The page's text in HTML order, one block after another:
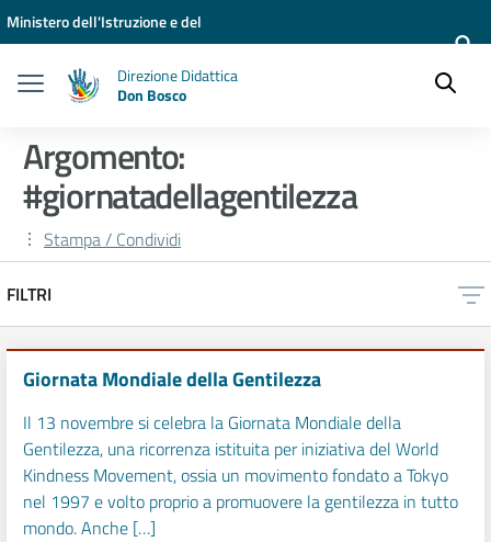
Vai ai contenuti
Vai al menu di navigazione
Vai al footer
Ministero dell'Istruzione e del
Direzione Didattica
Don Bosco
Argomento:
#giornatadellagentilezza
Stampa / Condividi
FILTRI
Giornata Mondiale della Gentilezza
Il 13 novembre si celebra la Giornata Mondiale della
Gentilezza, una ricorrenza istituita per iniziativa del World
Kindness Movement, ossia un movimento fondato a Tokyo
nel 1997 e volto proprio a promuovere la gentilezza in tutto
mondo. Anche […]